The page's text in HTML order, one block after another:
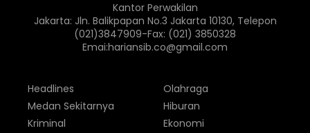
Kantor Perwakilan
Jakarta: Jln. Balikpapan No.3 Jakarta 10130, Telepon
(021)3847909-Fax: (021) 3850328
Emai:hariansib.co@gmail.com
Headlines
Medan Sekitarnya
Kriminal
Olahraga
Hiburan
Ekonomi